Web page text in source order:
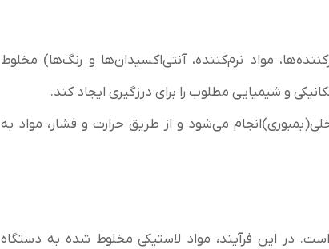
مواد نرم‌کننده، آنتی‌اکسیدان‌ها و رنگ‌ها) مخلوط
و شیمیایی مطلوب را برای درزگیری ایجاد کند.
می‌شود و از طریق حرارت و فشار، مواد به
در این فرآیند، مواد لاستیکی مخلوط شده به دستگاه